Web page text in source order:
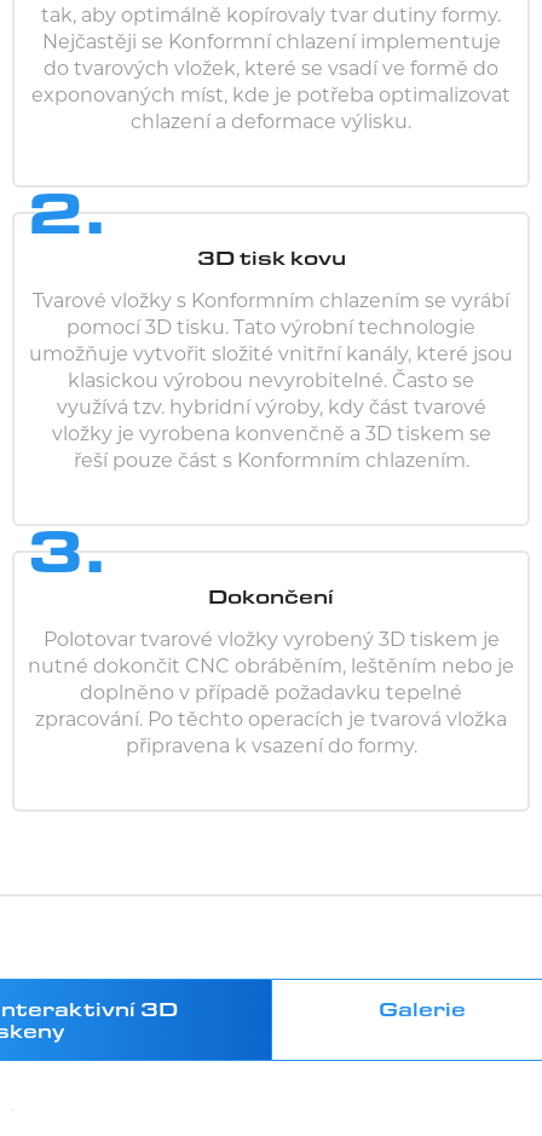
tak, aby optimálně kopírovaly tvar dutiny formy.
Nejčastěji se Konformní chlazení implementuje
do tvarových vložek, které se vsadí ve formě do
exponovaných míst, kde je potřeba optimalizovat
chlazení a deformace výlisku.
2.
3D tisk kovu
Tvarové vložky s Konformním chlazením se vyrábí
pomocí 3D tisku. Tato výrobní technologie
umožňuje vytvořit složité vnitřní kanály, které jsou
klasickou výrobou nevyrobitelné. Často se
využívá tzv. hybridní výroby, kdy část tvarové
vložky je vyrobena konvenčně a 3D tiskem se
řeší pouze část s Konformním chlazením.
3.
Dokončení
Polotovar tvarové vložky vyrobený 3D tiskem je
nutné dokončit CNC obráběním, leštěním nebo je
doplněno v případě požadavku tepelné
zpracování. Po těchto operacích je tvarová vložka
připravena k vsazení do formy.
3D
Galerie